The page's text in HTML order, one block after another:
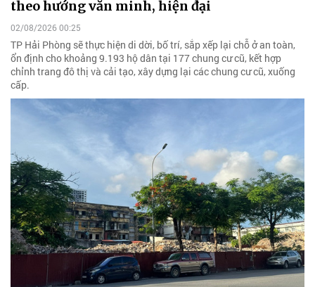
theo hướng văn minh, hiện đại
02/08/2026 00:25
TP Hải Phòng sẽ thực hiện di dời, bố trí, sắp xếp lại chỗ ở an toàn,
ổn định cho khoảng 9.193 hộ dân tại 177 chung cư cũ, kết hợp
chỉnh trang đô thị và cải tạo, xây dựng lại các chung cư cũ, xuống
cấp.